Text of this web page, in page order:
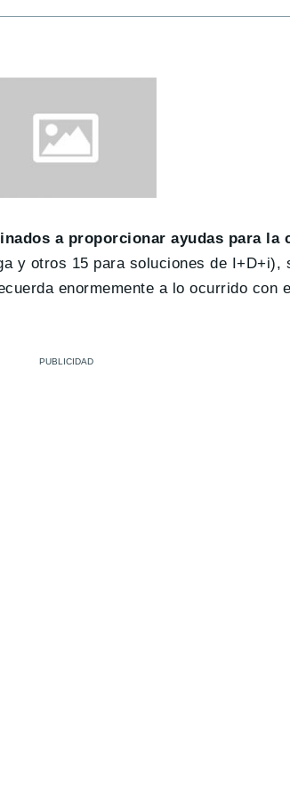
a proporcionar ayudas para la
y otros 15 para soluciones de I+D+i),
enormemente a lo ocurrido con